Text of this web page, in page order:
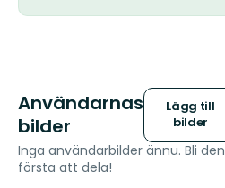
Användarnas
bilder
Lägg till
bilder
Inga användarbilder ännu. Bli den
första att dela!